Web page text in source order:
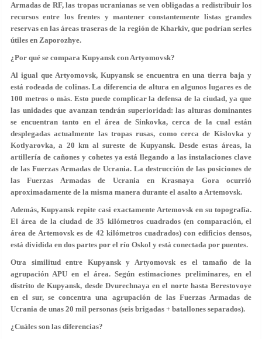
Armadas de RF, las tropas ucranianas se ven obligadas a redistribuir los
recursos entre los frentes y mantener constantemente listas grandes
reservas en las áreas traseras de la región de Kharkiv, que podrían serles
útiles en Zaporozhye.
¿Por qué se compara Kupyansk con Artyomovsk?
Al igual que Artyomovsk, Kupyansk se encuentra en una tierra baja y
está rodeada de colinas. La diferencia de altura en algunos lugares es de
100 metros o más. Esto puede complicar la defensa de la ciudad, ya que
las unidades que avanzan tendrán superioridad: las alturas dominantes
se encuentran tanto en el área de Sinkovka, cerca de la cual están
desplegadas actualmente las tropas rusas, como cerca de Kislovka y
Kotlyarovka, a 20 km al sureste de Kupyansk. Desde estas áreas, la
artillería de cañones y cohetes ya está llegando a las instalaciones clave
de las Fuerzas Armadas de Ucrania. La destrucción de las posiciones de
las Fuerzas Armadas de Ucrania en Krasnaya Gora ocurrió
aproximadamente de la misma manera durante el asalto a Artemovsk.
Además, Kupyansk repite casi exactamente Artemovsk en su topografía.
El área de la ciudad de 35 kilómetros cuadrados (en comparación, el
área de Artemovsk es de 42 kilómetros cuadrados) con edificios densos,
está dividida en dos partes por el río Oskol y está conectada por puentes.
Otra similitud entre Kupyansk y Artyomovsk es el tamaño de la
agrupación APU en el área. Según estimaciones preliminares, en el
distrito de Kupyansk, desde Dvurechnaya en el norte hasta Berestovoye
en el sur, se concentra una agrupación de las Fuerzas Armadas de
Ucrania de unas 20 mil personas (seis brigadas + batallones separados).
¿Cuáles son las diferencias?